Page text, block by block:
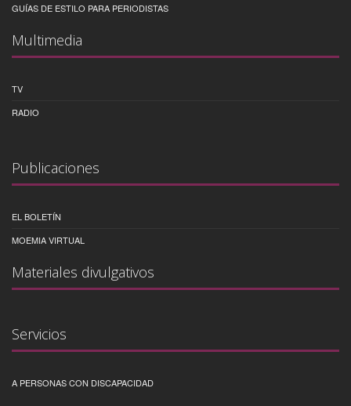
GUÍAS DE ESTILO PARA PERIODISTAS
Multimedia
TV
RADIO
Publicaciones
EL BOLETÍN
MOEMIA VIRTUAL
Materiales divulgativos
Servicios
A PERSONAS CON DISCAPACIDAD